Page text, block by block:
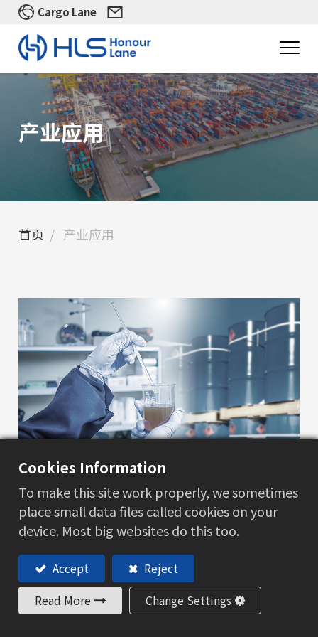
Cargo Lane
产业应用
首页 产业应用
产业应用
化学品和危险品
风险并确保合规。我们深知安全是物流服务的基
石，因此始终将安全放在首位，为客户提供安心的
运输体验。
Cookies Information
To make this site work properly, we sometimes
place small data files called cookies on your
device. Most big websites do this too.
Accept
Reject
Read More
Change Settings